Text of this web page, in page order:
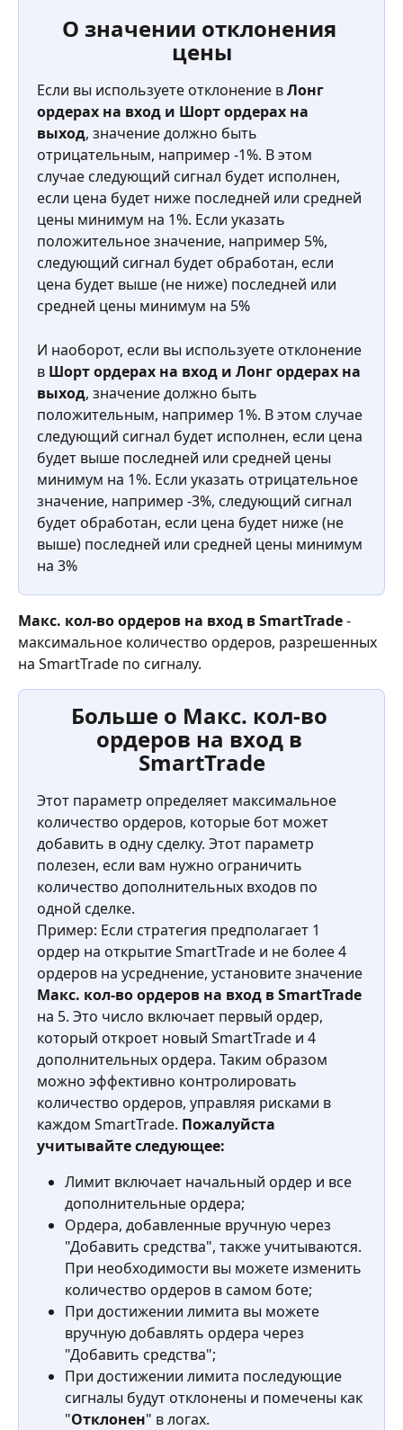
О значении отклонения
цены
Если вы используете отклонение в Лонг
ордерах на вход и Шорт ордерах на
выход, значение должно быть
отрицательным, например -1%. В этом
случае следующий сигнал будет исполнен,
если цена будет ниже последней или средней
цены минимум на 1%. Если указать
положительное значение, например 5%,
следующий сигнал будет обработан, если
цена будет выше (не ниже) последней или
средней цены минимум на 5%
И наоборот, если вы используете отклонение
в Шорт ордерах на вход и Лонг ордерах на
выход, значение должно быть
положительным, например 1%. В этом случае
следующий сигнал будет исполнен, если цена
будет выше последней или средней цены
минимум на 1%. Если указать отрицательное
значение, например -3%, следующий сигнал
будет обработан, если цена будет ниже (не
выше) последней или средней цены минимум
на 3%
Макс. кол-во ордеров на вход в SmartTrade -
максимальное количество ордеров, разрешенных
на SmartTrade по сигналу.
Больше о Макс. кол-во
ордеров на вход в
SmartTrade
Этот параметр определяет максимальное
количество ордеров, которые бот может
добавить в одну сделку. Этот параметр
полезен, если вам нужно ограничить
количество дополнительных входов по
одной сделке.
Пример: Если стратегия предполагает 1
ордер на открытие SmartTrade и не более 4
ордеров на усреднение, установите значение
Макс. кол-во ордеров на вход в SmartTrade
на 5. Это число включает первый ордер,
который откроет новый SmartTrade и 4
дополнительных ордера. Таким образом
можно эффективно контролировать
количество ордеров, управляя рисками в
каждом SmartTrade. Пожалуйста
учитывайте следующее:
Лимит включает начальный ордер и все
дополнительные ордера;
Ордера, добавленные вручную через
"Добавить средства", также учитываются.
При необходимости вы можете изменить
количество ордеров в самом боте;
При достижении лимита вы можете
вручную добавлять ордера через
"Добавить средства";
При достижении лимита последующие
сигналы будут отклонены и помечены как
"Отклонен" в логах.